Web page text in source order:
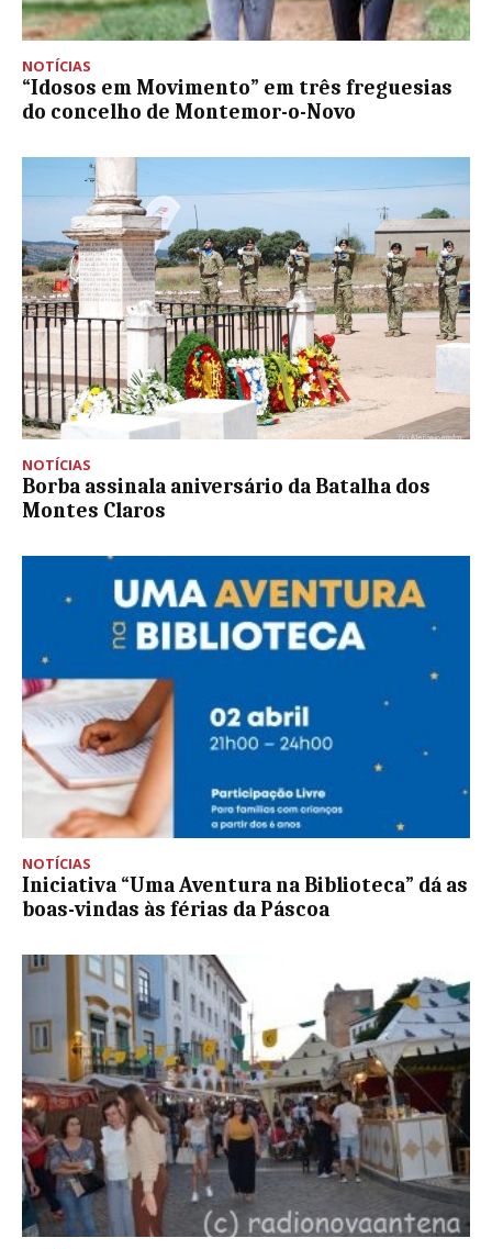
NOTÍCIAS
“Idosos em Movimento” em três freguesias
do concelho de Montemor-o-Novo
NOTÍCIAS
Borba assinala aniversário da Batalha dos
Montes Claros
NOTÍCIAS
Iniciativa “Uma Aventura na Biblioteca” dá as
boas-vindas às férias da Páscoa